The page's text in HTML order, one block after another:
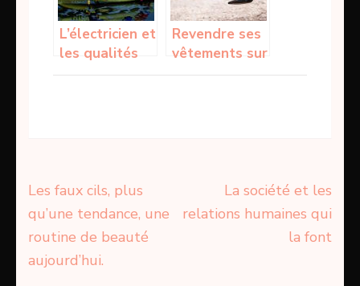
L’électricien et
les qualités
requises par
Revendre ses
vêtements sur
Internet
Navigation
de
l’article
Les faux cils, plus
qu’une tendance, une
routine de beauté
aujourd’hui.
La société et les
relations humaines qui
la font